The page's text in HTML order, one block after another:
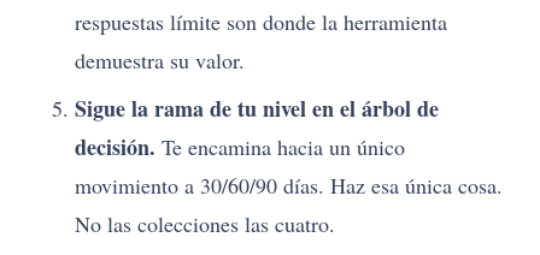
respuestas límite son donde la herramienta
demuestra su valor.
Sigue la rama de tu nivel en el árbol de
decisión. Te encamina hacia un único
movimiento a 30/60/90 días. Haz esa única cosa.
No las colecciones las cuatro.